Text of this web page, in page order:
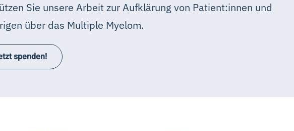
Sie unsere Arbeit zur Aufklärung von Patient:innen und
über das Multiple Myelom.
spenden!